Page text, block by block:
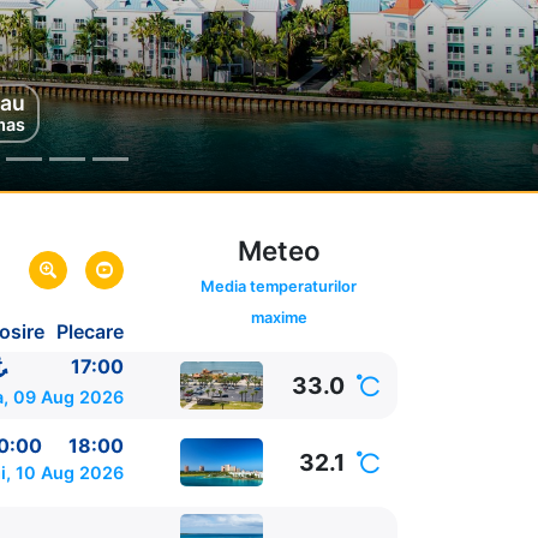
Mare
SUA
SUA
Plecare
Meteo
Media temperaturilor
maxime
17:00
09 Aug 2026 33.0
18:00
10 Aug 2026 32.1